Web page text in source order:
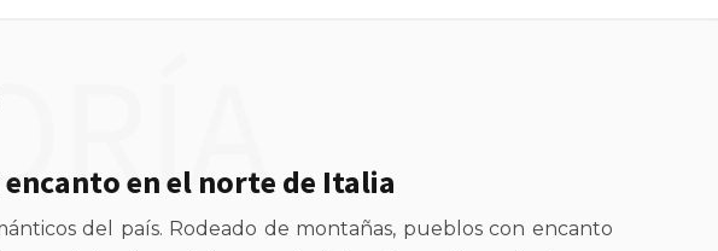
en el norte de Italia
del país. Rodeado de montañas, pueblos con encanto